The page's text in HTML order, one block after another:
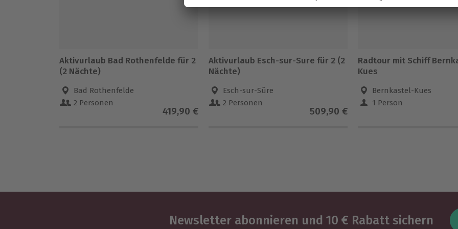
Aktivurlaub Bad Rothenfelde für 2
(2 Nächte)
Bad Rothenfelde
2 Personen
419,90 €
Aktivurlaub Esch-sur-Sure für 2 (2
Nächte)
Esch-sur-Sûre
2 Personen
509,90 €
Radtour mit Schiff
Kues
Bernkastel-Kues
1 Person
Newsletter abonnieren und 10 € Rabatt sichern